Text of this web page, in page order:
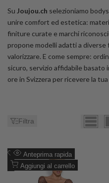
Su Joujou.ch selezioniamo
unire comfort ed estetica:
finiture curate e marchi
propone modelli adatti a diverse
valorizzare. E come sempre:
sicuro, servizio affidabile basato
ore in Svizzera per ricevere la
Filtra
Aggiungi
alla
Aggiungi
Anteprima rapida
Aggiungi al carrello